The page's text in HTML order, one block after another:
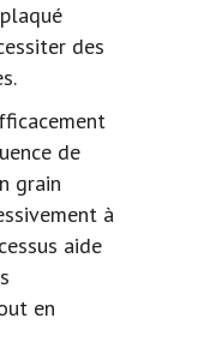
des
de
grain
à
aide
en